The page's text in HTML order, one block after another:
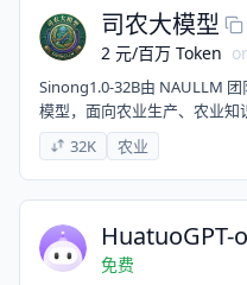
疗！！！ 司农大模型
2 元/百万 Token or
Sinong1.0-32B由 NAULLM
模型，面向农业生产、农业知
语义理解、领域知识问答与指
业级落地。
32K 农业
HuatuoGPT-
免费